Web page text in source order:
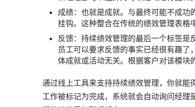
成绩：也就是成就。与最终可能不成
挂钩。这种整合在传统的绩效管理表格
反馈：持续绩效管理的最后一个标签
员工可以要求反馈的事实已经很有趣
体成就或活动无关。根据客户对该模块
通过线上工具来支持持续绩效管理，你就能
工作被标记为完成，系统就会自动询问经